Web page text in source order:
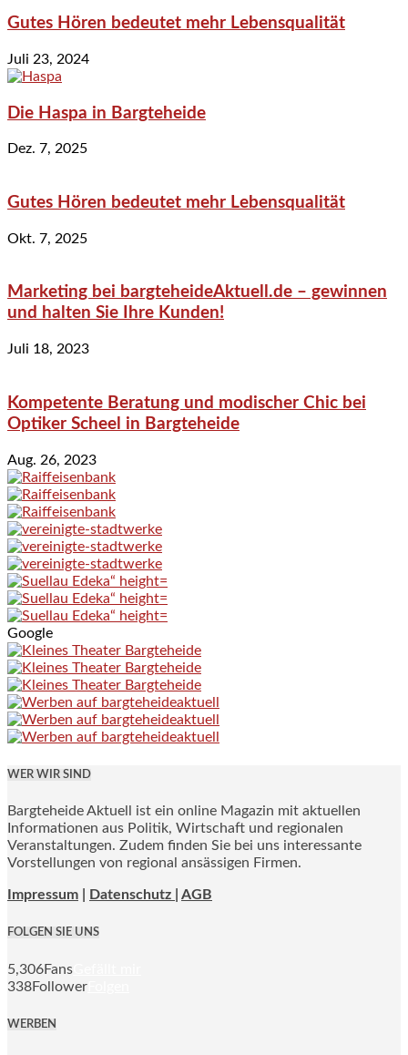
Gutes Hören bedeutet mehr Lebensqualität
Juli 23, 2024
Die Haspa in Bargteheide
Dez. 7, 2025
Gutes Hören bedeutet mehr Lebensqualität
Okt. 7, 2025
Marketing bei bargteheideAktuell.de – gewinnen
und halten Sie Ihre Kunden!
Juli 18, 2023
Kompetente Beratung und modischer Chic bei
Optiker Scheel in Bargteheide
Aug. 26, 2023
Google
WER WIR SIND
Bargteheide Aktuell ist ein online Magazin mit aktuellen
Informationen aus Politik, Wirtschaft und regionalen
Veranstaltungen. Zudem finden Sie bei uns interessante
Vorstellungen von regional ansässigen Firmen.
Impressum Datenschutz | AGB
FOLGEN SIE UNS
5,306Fans
338Follower
WERBEN